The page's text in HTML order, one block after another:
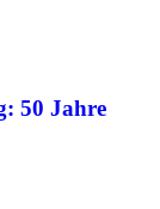
50 Jahre